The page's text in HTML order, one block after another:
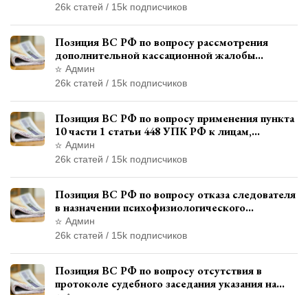
26k статей / 15k подписчиков
Позиция ВС РФ по вопросу рассмотрения
дополнительной кассационной жалобы
адвоката в кассационной инстанции
Админ
26k статей / 15k подписчиков
Позиция ВС РФ по вопросу применения пункта
10 части 1 статьи 448 УПК РФ к лицам,
уволенным из следственных органов
Админ
26k статей / 15k подписчиков
Позиция ВС РФ по вопросу отказа следователя
в назначении психофизиологического
исследования показаний обвиняемой с
использованием полиграфа
Админ
26k статей / 15k подписчиков
Позиция ВС РФ по вопросу отсутствия в
протоколе судебного заседания указания на